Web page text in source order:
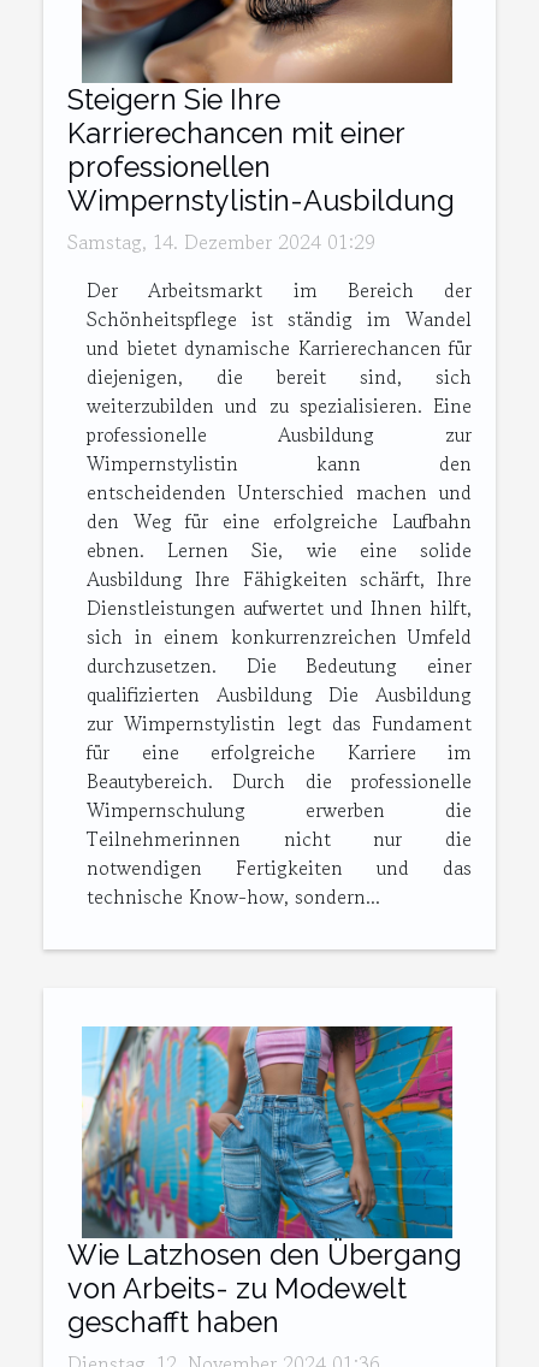
Steigern Sie Ihre
Karrierechancen mit einer
professionellen
Wimpernstylistin-Ausbildung
Samstag, 14. Dezember 2024 01:29
Der Arbeitsmarkt im Bereich der
Schönheitspflege ist ständig im Wandel
und bietet dynamische Karrierechancen für
diejenigen, die bereit sind, sich
weiterzubilden und zu spezialisieren. Eine
professionelle Ausbildung zur
Wimpernstylistin kann den
entscheidenden Unterschied machen und
den Weg für eine erfolgreiche Laufbahn
ebnen. Lernen Sie, wie eine solide
Ausbildung Ihre Fähigkeiten schärft, Ihre
Dienstleistungen aufwertet und Ihnen hilft,
sich in einem konkurrenzreichen Umfeld
durchzusetzen. Die Bedeutung einer
qualifizierten Ausbildung Die Ausbildung
zur Wimpernstylistin legt das Fundament
für eine erfolgreiche Karriere im
Beautybereich. Durch die professionelle
Wimpernschulung erwerben die
Teilnehmerinnen nicht nur die
notwendigen Fertigkeiten und das
technische Know-how, sondern...
Wie Latzhosen den Übergang
von Arbeits- zu Modewelt
geschafft haben